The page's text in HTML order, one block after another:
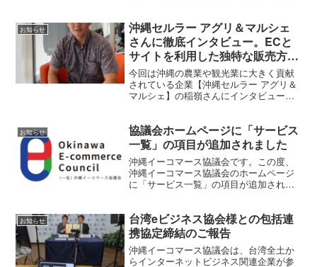
お知らせ
沖縄セルラー アグリ＆マルシェ
さんに徹底インタビュー。ECと
サイトを利用した独特な販売方法
についてや独自の技術についても
お伺いしました。
今回は沖縄の農業や観光業に大きく貢献
されている企業【沖縄セルラー アグリ＆
マルシェ】の稲嶺さんにインタビューし
の一つとなった【沖縄セルラー アグリ＆
マルシェ】さん。現...
お知らせ
協議会ホームページに「サービス
一覧」の項目が追加されました
沖縄イーコマース協議会です。この度、
沖縄イーコマース協議会のホームページ
に「サービス一覧」の項目が追加されま
したので、一目でご確認いただけます。
今後とも沖縄イーコマース...
お知らせ
台湾eビジネス協会様との包括連
携協定締結のご報告
沖縄イーコマース協議会は、台湾全土か
らインターネットビジネス関連企業が参